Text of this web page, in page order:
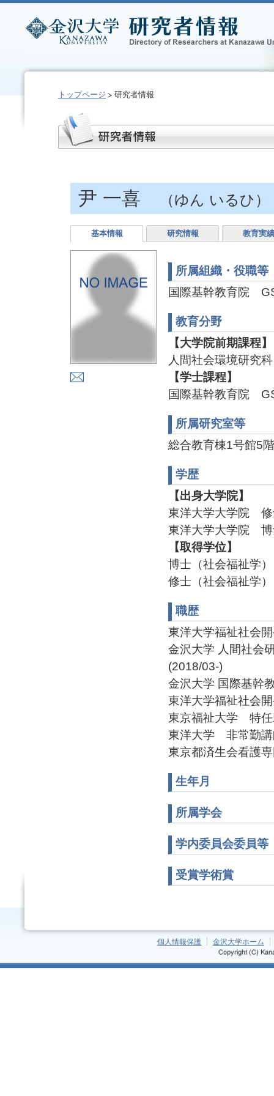
トップページ 研究者情報
尹 一喜 （ゆん いるひ）
基本情報 研究情報 教育実績
所属組織・役職等
国際基幹教育院
教育分野
【大学院前期課程】
人間社会環境研究
【学士課程】
国際基幹教育院
所属研究室等
総合教育棟1号館5
学歴
【出身大学院】
東洋大学大学院
東洋大学大学院
【取得学位】
博士（社会福祉学）
修士（社会福祉学）
職歴
東洋大学福祉社会
金沢大学 人間社会
(2018/03-)
金沢大学 国際基幹
東洋大学福祉社会
東京福祉大学 特任
東洋大学 非常勤講
東京都済生会看護
生年月
所属学会
学内委員会委員等
受賞学術賞
個人情報保護 金沢大学ホーム